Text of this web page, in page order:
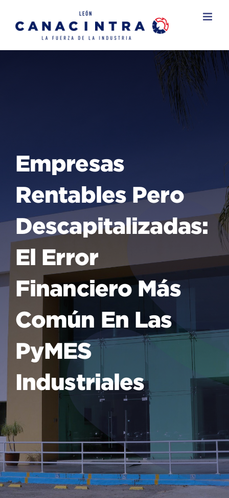
Empresas
Rentables Pero
Descapitalizadas:
El Error
Financiero Más
Común En Las
PyMES
Industriales